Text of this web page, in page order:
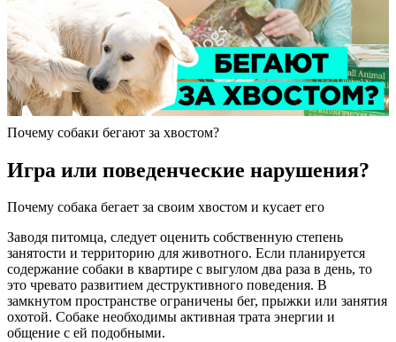
Почему собаки бегают за хвостом?
Игра или поведенческие нарушения?
Почему собака бегает за своим хвостом и кусает его
Заводя питомца, следует оценить собственную степень
занятости и территорию для животного. Если планируется
содержание собаки в квартире с выгулом два раза в день, то
это чревато развитием деструктивного поведения. В
замкнутом пространстве ограничены бег, прыжки или занятия
охотой. Собаке необходимы активная трата энергии и
общение с ей подобными.